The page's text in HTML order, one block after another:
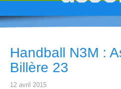
Handball N3M :
Billère 23
12 avril 2015